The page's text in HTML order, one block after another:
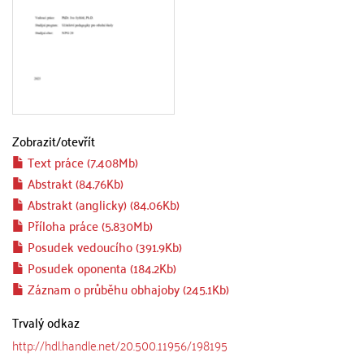
Zobrazit/otevřít
Text práce (7.408Mb)
Abstrakt (84.76Kb)
Abstrakt (anglicky) (84.06Kb)
Příloha práce (5.830Mb)
Posudek vedoucího (391.9Kb)
Posudek oponenta (184.2Kb)
Záznam o průběhu obhajoby (245.1Kb)
Trvalý odkaz
http://hdl.handle.net/20.500.11956/198195